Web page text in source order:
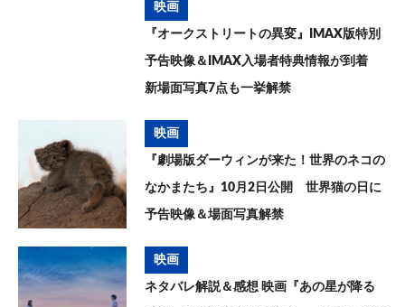
映画
『オークストリートの異変』IMAX版特別
予告映像＆IMAX入場者特典情報が到着
新場面写真7点も一挙解禁
映画
『劇場版ダーウィンが来た！世界のネコの
なかまたち』10月2日公開 世界猫の日に
予告映像＆場面写真解禁
映画
ネタバレ解説＆感想 映画『あの星が降る